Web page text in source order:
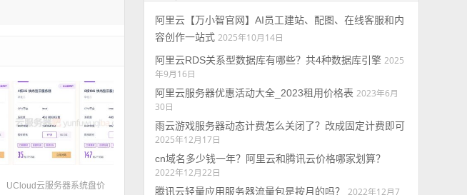
UCloud云服务器系统盘价
阿里云【万小智官网】AI员工建站、配图、在线客服和内
容创作一站式 2025年10月14日
阿里云RDS关系型数据库有哪些？共4种数据库引擎 2025
年9月16日
阿里云服务器优惠活动大全_2023租用价格表 2023年6月
30日
雨云游戏服务器动态计费怎么关闭了？改成固定计费即可
2025年12月17日
cn域名多少钱一年？阿里云和腾讯云价格哪家划算？
2022年12月22日
腾讯云轻量应用服务器流量包是按月的吗？
2022年12月7